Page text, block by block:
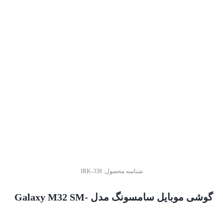
شناسه محصول:IRK-338
گوشی موبایل سامسونگ مدل Galaxy M32 SM-